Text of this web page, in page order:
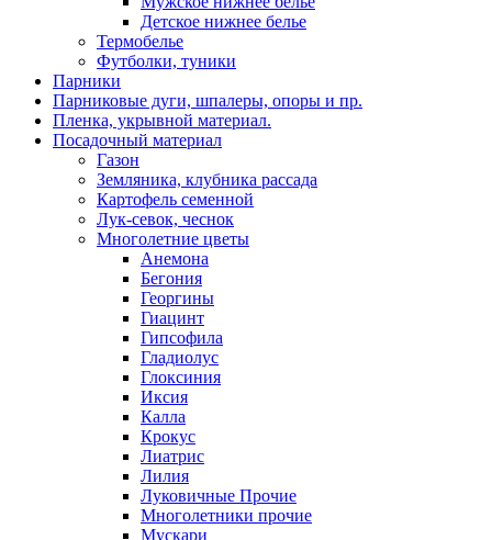
Детское нижнее белье
Термобелье
Футболки, туники
Парники
Парниковые дуги, шпалеры, опоры и пр.
Пленка, укрывной материал.
Посадочный материал
Газон
Земляника, клубника рассада
Картофель семенной
Лук-севок, чеснок
Многолетние цветы
Анемона
Бегония
Георгины
Гиацинт
Гипсофила
Гладиолус
Глоксиния
Иксия
Калла
Крокус
Лиатрис
Лилия
Луковичные Прочие
Многолетники прочие
Мускари